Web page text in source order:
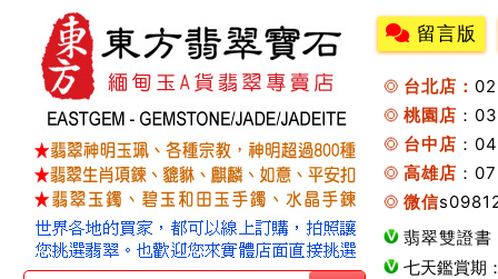
留言版
台北店：
桃園店 ：
台中店 ：
高雄店 ：
微信
翡翠雙證書
七天鑑賞期